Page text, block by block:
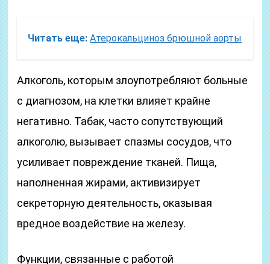
Читать еще: Атерокальциноз брюшной аорты
Алкоголь, которым злоупотребляют больные
с диагнозом, на клетки влияет крайне
негативно. Табак, часто сопутствующий
алкоголю, вызывает спазмы сосудов, что
усиливает повреждение тканей. Пища,
наполненная жирами, активизирует
секреторную деятельность, оказывая
вредное воздействие на железу.
Функции, связанные с работой